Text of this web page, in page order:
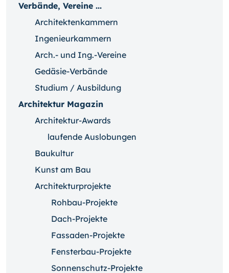
Verbände, Vereine ...
Architektenkammern
Ingenieurkammern
Arch.- und Ing.-Vereine
Gedäsie-Verbände
Studium / Ausbildung
Architektur Magazin
Architektur-Awards
laufende Auslobungen
Baukultur
Kunst am Bau
Architekturprojekte
Rohbau-Projekte
Dach-Projekte
Fassaden-Projekte
Fensterbau-Projekte
Sonnenschutz-Projekte